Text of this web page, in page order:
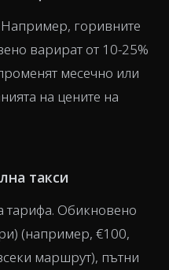
горивните
варират от 10-25%
месечно или
на цените на
такси
тарифа. Обикновено
(например, €100,
маршрут), пътни